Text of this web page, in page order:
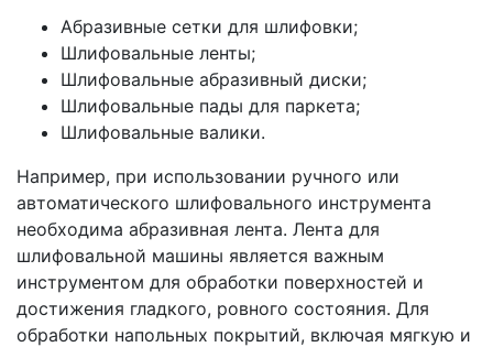
Абразивные сетки для шлифовки;
Шлифовальные ленты;
Шлифовальные абразивный диски;
Шлифовальные пады для паркета;
Шлифовальные валики.
Например, при использовании ручного или
автоматического шлифовального инструмента
необходима абразивная лента. Лента для
шлифовальной машины является важным
инструментом для обработки поверхностей и
достижения гладкого, ровного состояния. Для
обработки напольных покрытий, включая мягкую и